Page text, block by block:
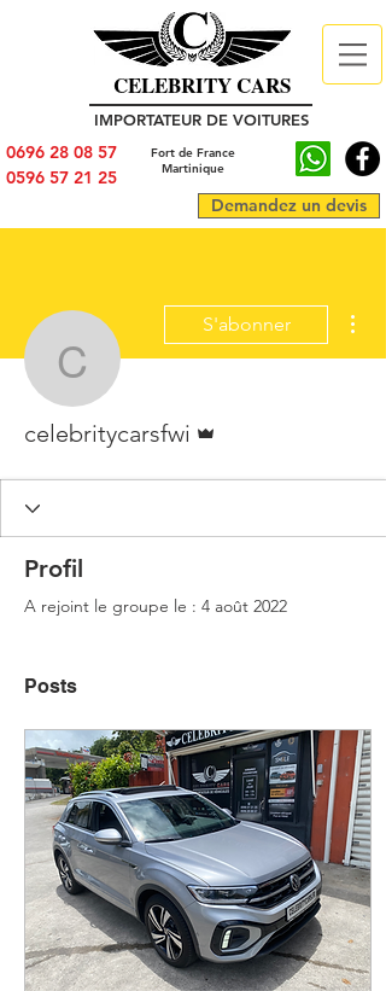
CELEBRITY CARS
IMPORTATEUR DE VOITURES
0596 57 21 25
Fort de France
Martinique
0696 28 08 57
Demandez un devis
celebritycarsfwi
S'abonner
celebritycarsfwi
Profil
A rejoint le groupe le : 4 août 2022
Posts